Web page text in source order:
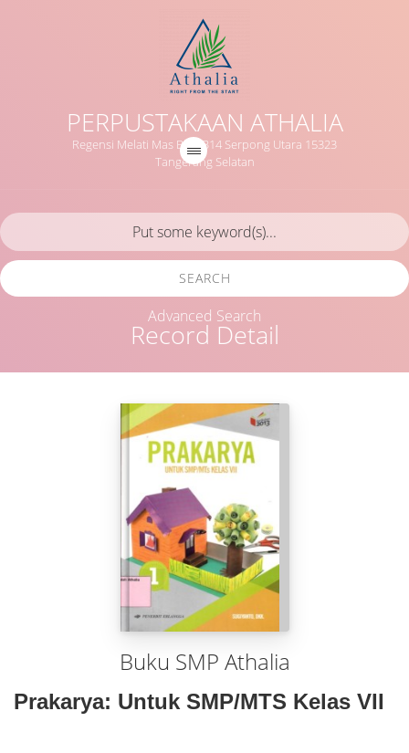
PERPUSTAKAAN ATHALIA
Regensi Melati Mas Blok B14 Serpong Utara 15323
Tangerang Selatan
Record Detail
SEARCH
Advanced Search
Buku SMP Athalia
Prakarya: Untuk SMP/MTS Kelas VII